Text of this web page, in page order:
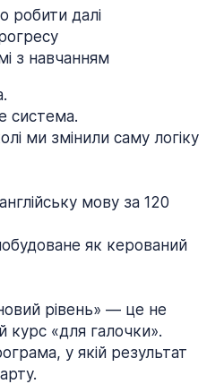
робити далі
з навчанням
система.
ми змінили саму логіку
мову за 120
як керований
рівень» — це не
курс «для галочки».
у якій результат